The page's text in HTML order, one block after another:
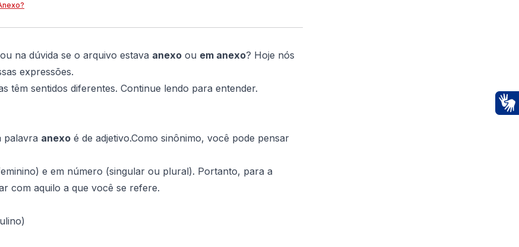
na dúvida se o arquivo estava anexo ou em anexo? Hoje nós
expressões.
têm sentidos diferentes. Continue lendo para entender.
palavra anexo é de adjetivo.Como sinônimo, você pode pensar
e em número (singular ou plural). Portanto, para a
com aquilo a que você se refere.